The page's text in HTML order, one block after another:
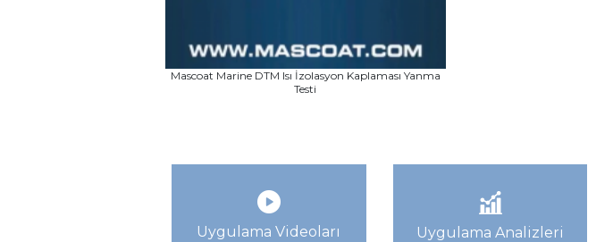
Mascoat Marine DTM Isı İzolasyon Kaplaması Yanma
Testi
Uygulama Videoları Uygulama Analizleri